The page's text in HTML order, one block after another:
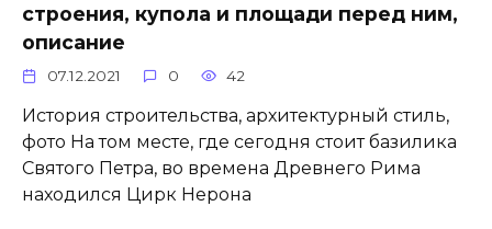
строения, купола и площади перед ним,
описание
07.12.2021 0 42
История строительства, архитектурный стиль,
фото На том месте, где сегодня стоит базилика
Святого Петра, во времена Древнего Рима
находился Цирк Нерона